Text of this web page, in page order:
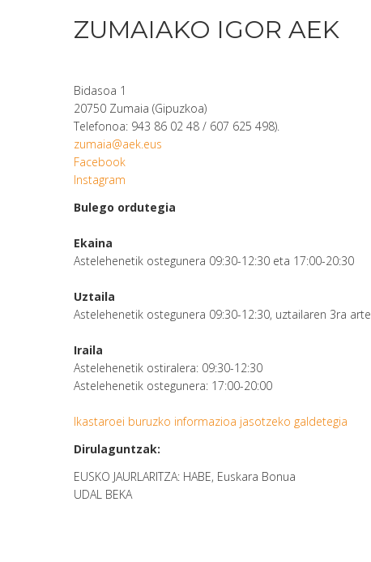
ZUMAIAKO IGOR AEK
Bidasoa 1
20750 Zumaia (Gipuzkoa)
Telefonoa: 943 86 02 48 / 607 625 498).
zumaia@aek.eus
Facebook
Instagram
Bulego ordutegia
Ekaina
Astelehenetik ostegunera 09:30-12:30 eta 17:00-20:30
Uztaila
Astelehenetik ostegunera 09:30-12:30, uztailaren 3ra arte
Iraila
Astelehenetik ostiralera: 09:30-12:30
Astelehenetik ostegunera: 17:00-20:00
Ikastaroei buruzko informazioa jasotzeko galdetegia
Dirulaguntzak:
EUSKO JAURLARITZA: HABE, Euskara Bonua
UDAL BEKA